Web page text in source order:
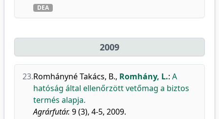
DEA
2009
23.Romhányné Takács, B., Romhány, L.: A
hatóság által ellenőrzött vetőmag a biztos
termés alapja.
Agrárfutár. 9 (3), 4-5, 2009.